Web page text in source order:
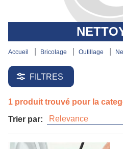
accueil bricolage outillage
FILTRES
1 produit trouvé pour la
Trier par: